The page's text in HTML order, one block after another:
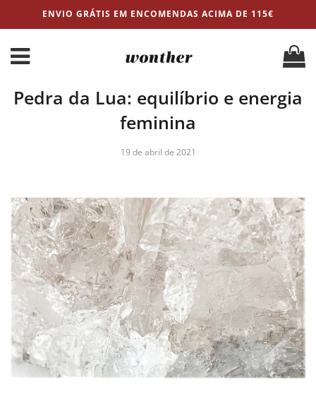
ENVIO GRÁTIS EM ENCOMENDAS ACIMA DE 115€
Pedra da Lua: equilíbrio e energia
feminina
19 de abril de 2021